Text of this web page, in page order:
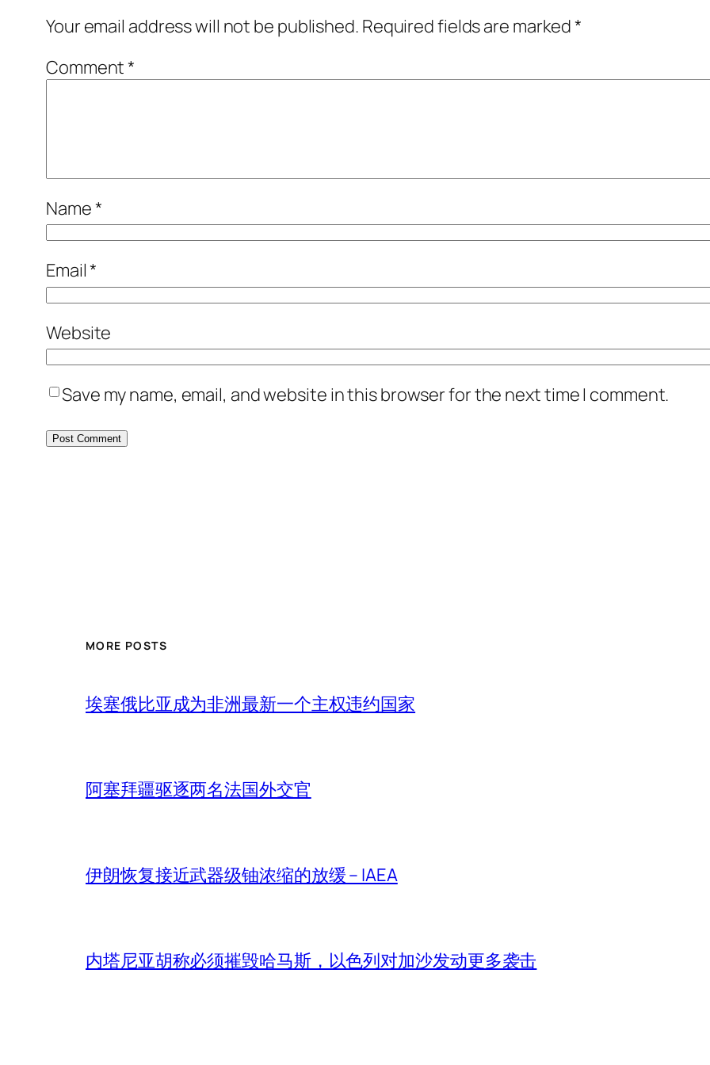
Your email address will not be published. Required fields are marked*
Comment*
Name*
Email*
Website
Save my name, email, and website in this browser for the next time I comment.
MORE POSTS
埃塞俄比亚成为非洲最新一个主权违约国家
阿塞拜疆驱逐两名法国外交官
伊朗恢复接近武器级铀浓缩的放缓 – IAEA
内塔尼亚胡称必须摧毁哈马斯，以色列对加沙发动更多袭击